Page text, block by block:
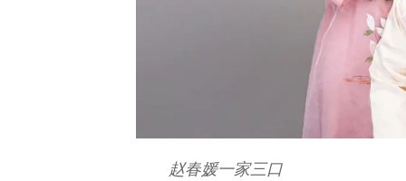
赵春媛一家三口